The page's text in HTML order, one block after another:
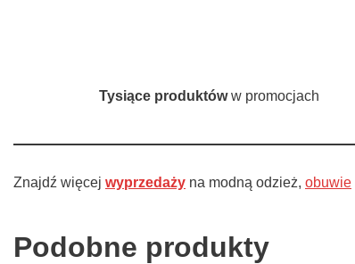
Tysiące produktóww promocjach
Znajdź więcej wyprzedaży na modną odzież, obuwie
Podobne produkty